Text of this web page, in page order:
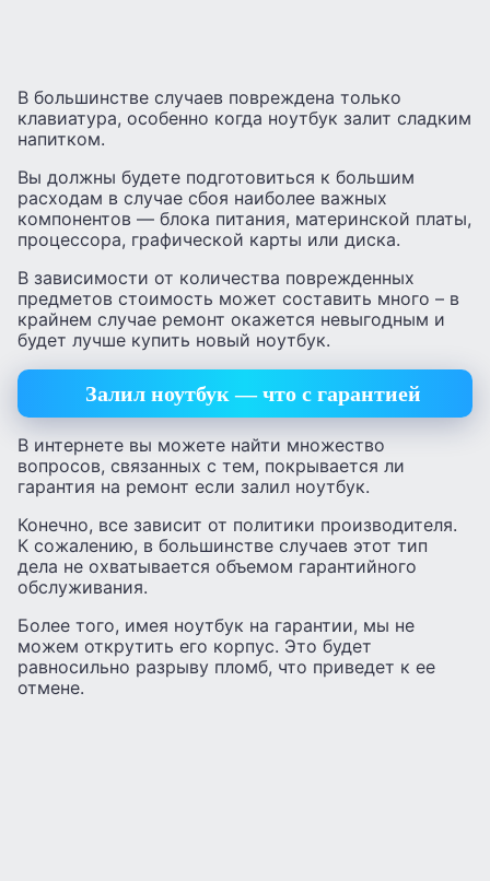
В большинстве случаев повреждена только
клавиатура, особенно когда ноутбук залит сладким
напитком.
Вы должны будете подготовиться к большим
расходам в случае сбоя наиболее важных
компонентов — блока питания, материнской платы,
процессора, графической карты или диска.
В зависимости от количества поврежденных
предметов стоимость может составить много – в
крайнем случае ремонт окажется невыгодным и
будет лучше купить новый ноутбук.
Залил ноутбук — что с гарантией
В интернете вы можете найти множество
вопросов, связанных с тем, покрывается ли
гарантия на ремонт если залил ноутбук.
Конечно, все зависит от политики производителя.
К сожалению, в большинстве случаев этот тип
дела не охватывается объемом гарантийного
обслуживания.
Более того, имея ноутбук на гарантии, мы не
можем открутить его корпус. Это будет
равносильно разрыву пломб, что приведет к ее
отмене.